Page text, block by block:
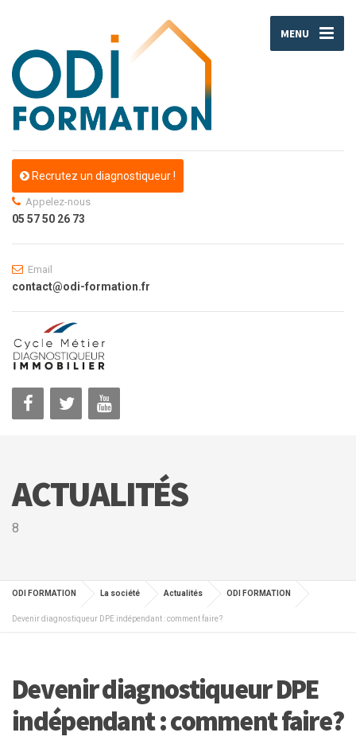
MENU
Recrutez un diagnostiqueur !
Appelez-nous
05 57 50 26 73
Email
contact@odi-formation.fr
ACTUALITÉS
8
ODI FORMATION La société Actualités ODI FORMATION
Devenir diagnostiqueur DPE indépendant : comment faire ?
Devenir diagnostiqueur DPE
indépendant : comment faire ?